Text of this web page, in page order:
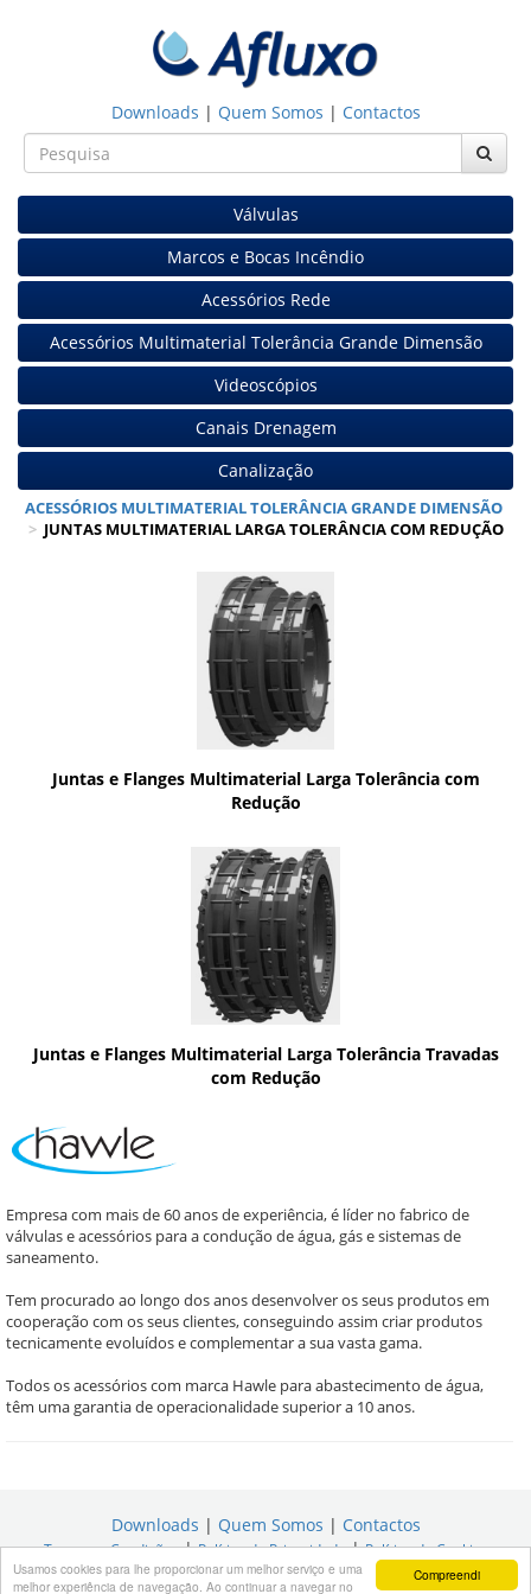
Compreendi
Usamos cookies para lhe proporcionar um melhor serviço e uma
melhor experiência de navegação. Ao continuar a navegar no
Downloads | Quem Somos | Contactos
Válvulas
Marcos e Bocas Incêndio
Acessórios Rede
Acessórios Multimaterial Tolerância Grande Dimensão
Videoscópios
Canais Drenagem
Canalização
ACESSÓRIOS MULTIMATERIAL TOLERÂNCIA GRANDE DIMENSÃO
> JUNTAS MULTIMATERIAL LARGA TOLERÂNCIA COM REDUÇÃO
Juntas e Flanges Multimaterial Larga Tolerância com
Redução
Juntas e Flanges Multimaterial Larga Tolerância Travadas
com Redução
Empresa com mais de 60 anos de experiência, é líder no fabrico de
válvulas e acessórios para a condução de água, gás e sistemas de
saneamento.
Tem procurado ao longo dos anos desenvolver os seus produtos em
cooperação com os seus clientes, conseguindo assim criar produtos
tecnicamente evoluídos e complementar a sua vasta gama.
Todos os acessórios com marca Hawle para abastecimento de água,
têm uma garantia de operacionalidade superior a 10 anos.
Downloads | Quem Somos | Contactos
Termos e Condições|Política de Privacidade|Política de Cookies